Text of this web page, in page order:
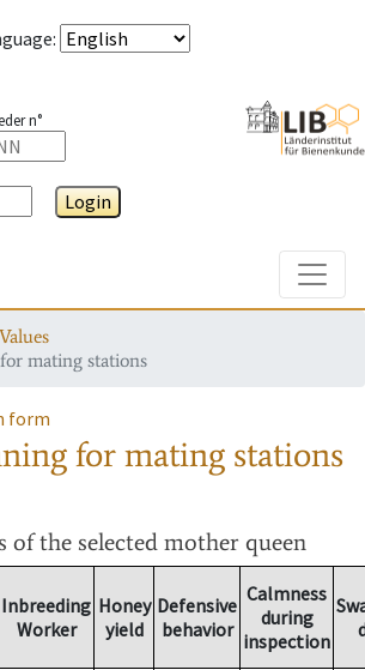
:
n°
Login
mating stations
form
for mating stations
of the selected mother queen
Inbreeding
Worker
Honey
yield
Defensive
behavior
Calmness
during
inspection